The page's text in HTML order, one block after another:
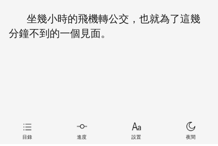
坐幾小時的飛機轉公交，也就為了這幾
分鐘不到的一個見面。
目錄 進度 設置 夜間